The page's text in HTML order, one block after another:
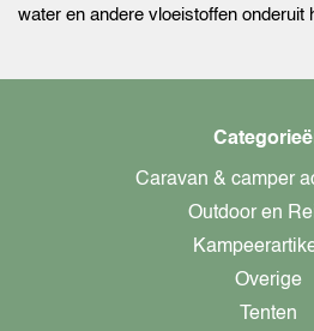
water en andere vloeistoffen onderuit
Caravan & camper
Outdoor en
Overige
Tenten